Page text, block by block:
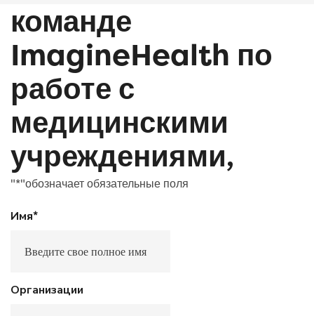
команде
ImagineHealth по
работе с
медицинскими
учреждениями,
"*"обозначает обязательные поля
Имя*
Организации